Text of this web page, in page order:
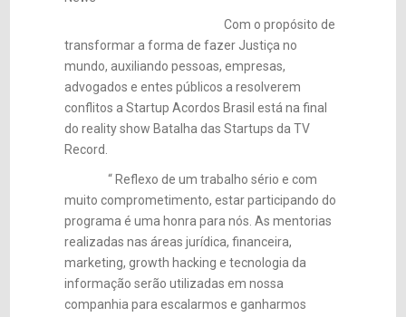
Com o propósito de
transformar a forma de fazer Justiça no
mundo, auxiliando pessoas, empresas,
advogados e entes públicos a resolverem
conflitos a Startup Acordos Brasil está na final
do reality show Batalha das Startups da TV
Record.
“ Reflexo de um trabalho sério e com
muito comprometimento, estar participando do
programa é uma honra para nós. As mentorias
realizadas nas áreas jurídica, financeira,
marketing, growth hacking e tecnologia da
informação serão utilizadas em nossa
companhia para escalarmos e ganharmos